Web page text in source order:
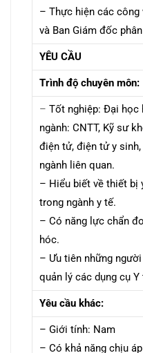
– Thực hiện các
và Ban Giám đốc
YÊU CẦU
Trình độ chuyên môn:
– Tốt nghiệp: Đại học
ngành: CNTT, Kỹ sư
điện tử, điện tử y
ngành liên quan.
– Hiểu biết về thiết bị
trong ngành y tế.
– Có năng lực chẩn
hóc.
– Ưu tiên những
quản lý các dụng cụ Y
Yêu cầu khác:
– Giới tính: Nam
– Có khả năng chịu